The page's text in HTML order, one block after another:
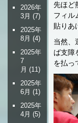
先ほど
フィル
貼りあ
当然、
ば支障
を払っ
2026年
3月 (7)
2025年
8月 (4)
2025年
7
月 (11)
2025年
6月 (1)
2025年
4月 (5)